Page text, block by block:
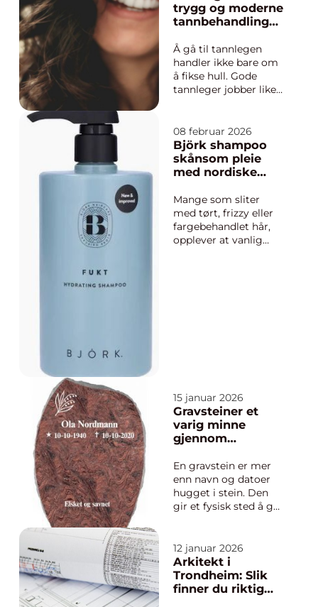
lager. Mange
oppdager at
manuelt renhold er
høye, både i tid,
arbeidsb...
trygg og moderne
tannbehandling
Å gå til tannlegen
handler ikke bare om
å fikse hull. Gode
tannleger jobber like
behandle dem. På
Kolbotn finnes det
flere klinikker som
tilbyr alt fra enkle
avansert behandling
som tannimplan...
08 februar 2026
Björk shampoo
skånsom pleie
med nordiske
Mange som sliter
med tørt, frizzy eller
fargebehandlet hår,
opplever at vanlig
15 januar 2026
Gravsteiner et
varig minne
gjennom
En gravstein er mer
enn navn og datoer
hugget i stein. Den
gir et fysisk sted å gå
minne om et levd liv.
Valg av gravsteiner
handler derfor både
om praktiske
12 januar 2026
Arkitekt i
Trondheim: Slik
finner du riktig